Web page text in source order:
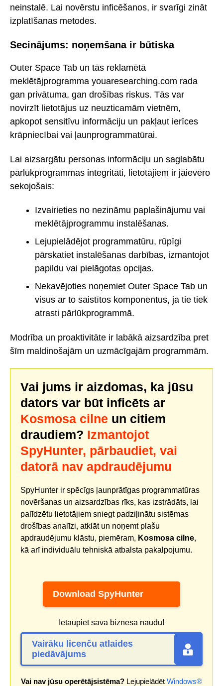
neinstalē. Lai novērstu inficēšanos, ir svarīgi zināt
izplatīšanas metodes.
Secinājums: noņemšana ir būtiska
Outer Space Tab un tās reklamētā
meklētājprogramma youaresearching.com rada
gan privātuma, gan drošības riskus. Tās var
novirzīt lietotājus uz neuzticamām vietnēm,
apkopot sensitīvu informāciju un pakļaut ierīces
krāpniecībai vai ļaunprogrammatūrai.
Lai aizsargātu personas informāciju un saglabātu
pārlūkprogrammas integritāti, lietotājiem ir jāievēro
sekojošais:
Izvairieties no nezināmu paplašinājumu vai
meklētājprogrammu instalēšanas.
Lejupielādējot programmatūru, rūpīgi
pārskatiet instalēšanas darbības, izmantojot
papildu vai pielāgotas opcijas.
Nekavējoties noņemiet Outer Space Tab un
visus ar to saistītos komponentus, ja tie tiek
atrasti pārlūkprogrammā.
Modrība un proaktivitāte ir labākā aizsardzība pret
šīm maldinošajām un uzmācīgajām programmām.
Vai jums ir aizdomas, ka jūsu
dators var būt inficēts ar
Kosmosa cilne un citiem
draudiem? Izmantojot
SpyHunter, pārbaudiet, vai
datorā nav apdraudējumu
SpyHunter ir spēcīgs ļaunprātīgas programmatūras
novēršanas un aizsardzības rīks, kas izstrādāts, lai
palīdzētu lietotājiem sniegt padziļinātu sistēmas
drošības analīzi, atklāt un noņemt plašu
apdraudējumu klāstu, piemēram, Kosmosa cilne,
kā arī individuālu tehniskā atbalsta pakalpojumu.
Download SpyHunter
Ietaupiet sava biznesa naudu!
Vairāku licenču atlaides
piedāvājums
Vai nav jūsu operētājsistēma? Lejupielādēt Windows®